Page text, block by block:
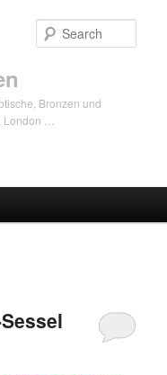
Bronzen und
…